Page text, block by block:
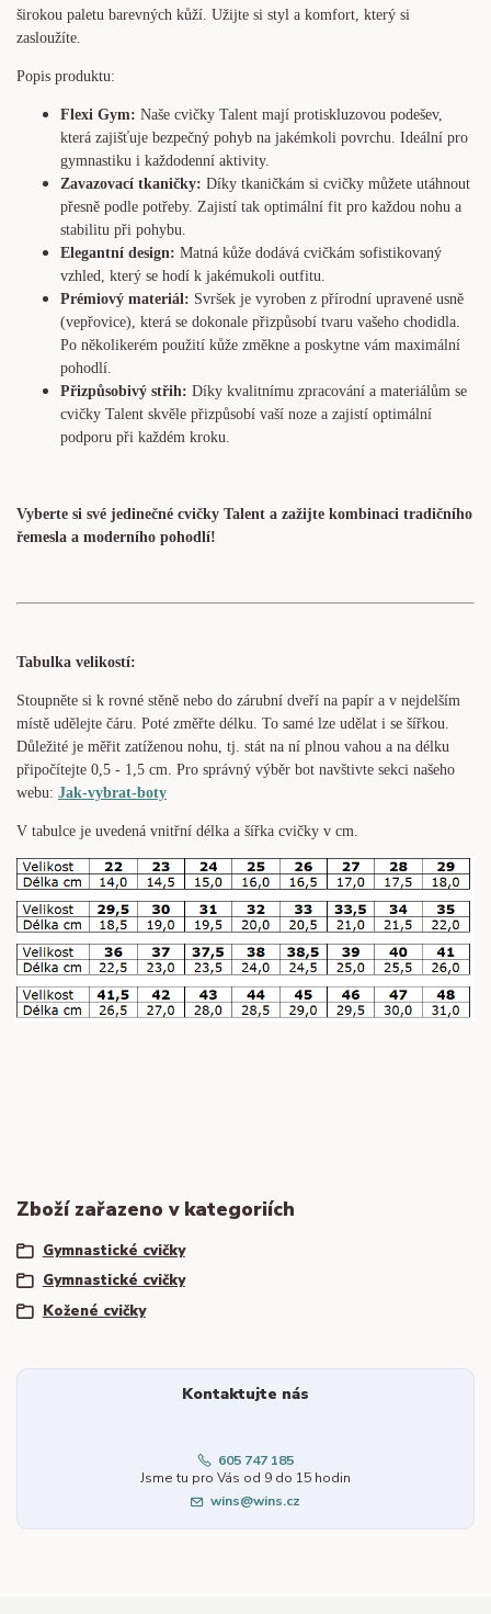
širokou paletu barevných kůží. Užijte si styl a komfort, který si
zasloužíte.
Popis produktu:
Flexi Gym: Naše cvičky Talent mají protiskluzovou podešev,
která zajišťuje bezpečný pohyb na jakémkoli povrchu. Ideální pro
gymnastiku i každodenní aktivity.
Zavazovací tkaničky: Díky tkaničkám si cvičky můžete utáhnout
přesně podle potřeby. Zajistí tak optimální fit pro každou nohu a
stabilitu při pohybu.
Elegantní design: Matná kůže dodává cvičkám sofistikovaný
vzhled, který se hodí k jakémukoli outfitu.
Prémiový materiál: Svršek je vyroben z přírodní upravené usně
(vepřovice), která se dokonale přizpůsobí tvaru vašeho chodidla.
Po několikerém použití kůže změkne a poskytne vám maximální
pohodlí.
Přizpůsobivý střih: Díky kvalitnímu zpracování a materiálům se
cvičky Talent skvěle přizpůsobí vaší noze a zajistí optimální
podporu při každém kroku.
Vyberte si své jedinečné cvičky Talent a zažijte kombinaci tradičního
řemesla a moderního pohodlí!
Tabulka velikostí:
Stoupněte si k rovné stěně nebo do zárubní dveří na papír a v nejdelším
místě udělejte čáru. Poté změřte délku. To samé lze udělat i se šířkou.
Důležité je měřit zatíženou nohu, tj. stát na ní plnou vahou a na délku
připočítejte 0,5 - 1,5 cm. Pro správný výběr bot navštivte sekci našeho
webu: Jak-vybrat-boty
V tabulce je uvedená vnitřní délka a šířka cvičky v cm.
Zboží zařazeno v kategoriích
Gymnastické cvičky
Gymnastické cvičky
Kožené cvičky
Kontaktujte nás
605 747 185
Jsme tu pro Vás od 9 do 15 hodin
wins@wins.cz